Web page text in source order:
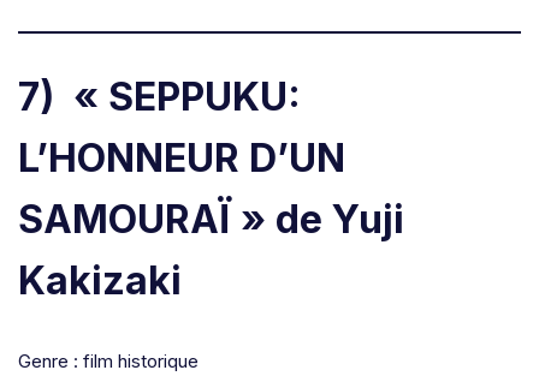
7) « SEPPUKU:
L’HONNEUR D’UN
SAMOURAÏ » de Yuji
Kakizaki
Genre : film historique